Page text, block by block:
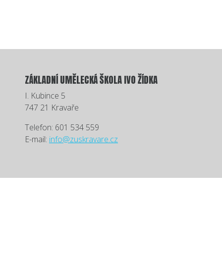
ZÁKLADNÍ UMĚLECKÁ ŠKOLA IVO ŽÍDKA
I. Kubince 5
747 21 Kravaře
Telefon: 601 534 559
E-mail: info@zuskravare.cz